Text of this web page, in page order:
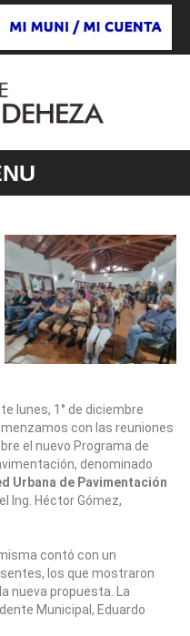
lunes, 1° de diciembre
con las reuniones
el nuevo Programa de
denominado
Urbana de Pavimentación
Ing. Héctor Gómez,
contó con un
los que mostraron
nueva propuesta. La
Municipal, Eduardo